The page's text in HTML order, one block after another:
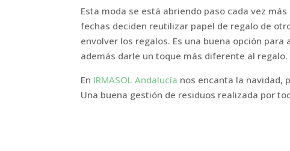
Esta moda se está abriendo paso cada vez
fechas deciden reutilizar papel de regalo de
envolver los regalos. Es una buena opción
además darle un toque más diferente al regalo.
En IRMASOL Andalucía nos encanta la navidad,
Una buena gestión de residuos realizada por